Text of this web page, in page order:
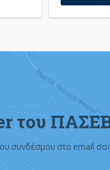
του
συνδέσμου στο email